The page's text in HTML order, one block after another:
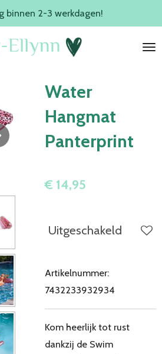
binnen 2-3 werkdagen!
Water
Hangmat
Panterprint
€ 14,95
Uitgeschakeld
Artikelnummer:
7432233932934
Kom heerlijk tot rust
dankzij de Swim